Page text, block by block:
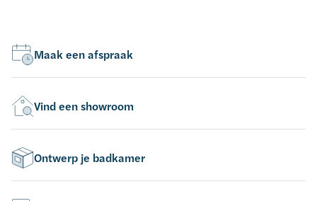
Maak een afspraak
Vind een showroom
Ontwerp je badkamer